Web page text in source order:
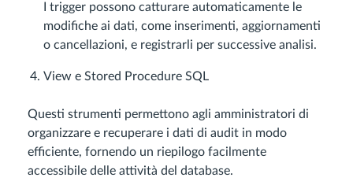
I trigger possono catturare automaticamente le
modifiche ai dati, come inserimenti, aggiornamenti
o cancellazioni, e registrarli per successive analisi.
View e Stored Procedure SQL
Questi strumenti permettono agli amministratori di
organizzare e recuperare i dati di audit in modo
efficiente, fornendo un riepilogo facilmente
accessibile delle attività del database.